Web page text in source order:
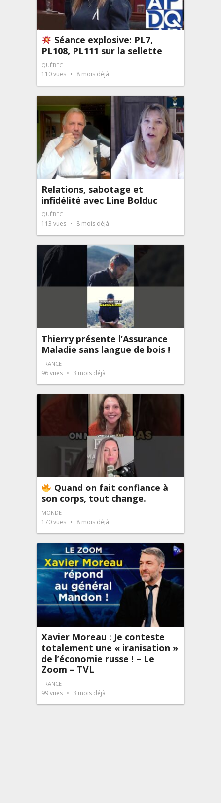
Séance explosive: PL7,
PL108, PL111 sur la sellette
QUÉBEC
110vues 8 mois déjà
Relations, sabotage et
infidélité avec Line Bolduc
QUÉBEC
113 vues 8 mois déjà
Thierry présente l’Assurance
Maladie sans langue de bois !
FRANCE
96vues 8 mois déjà
Quand on fait confiance à
son corps, tout change.
MONDE
170vues 8 mois déjà
Xavier Moreau : Je conteste
totalement une « iranisation »
de l’économie russe ! – Le
Zoom – TVL
FRANCE
99vues 8 mois déjà